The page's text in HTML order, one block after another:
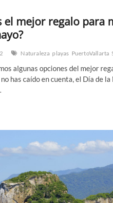
el mejor regalo para
Naturaleza playas PuertoVallarta
algunas opciones del mejor
has caído en cuenta, el Día de